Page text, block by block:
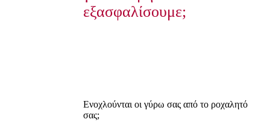
εξασφαλίσουμε;
Ενοχλούνται οι γύρω σας από το ροχαλητό
σας;